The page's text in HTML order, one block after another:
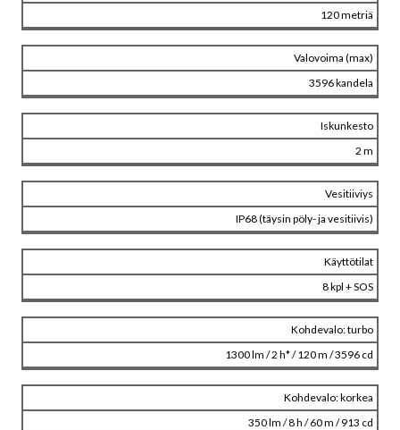
120 metriä
Valovoima (max)
3596 kandela
Iskunkesto
2 m
Vesitiiviys
IP68 (täysin pöly- ja vesitiivis)
Käyttötilat
8 kpl + SOS
Kohdevalo: turbo
1300 lm / 2 h* / 120 m / 3596 cd
Kohdevalo: korkea
350 lm / 8 h / 60 m / 913 cd